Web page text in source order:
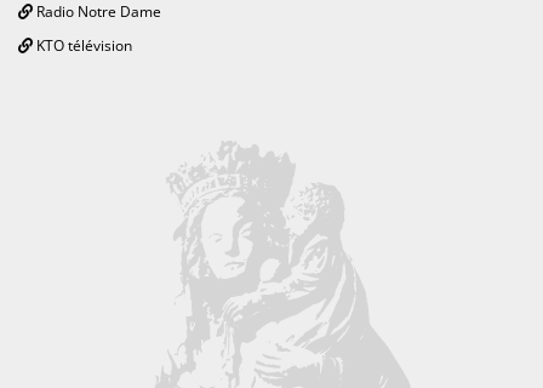
Radio Notre Dame
KTO télévision